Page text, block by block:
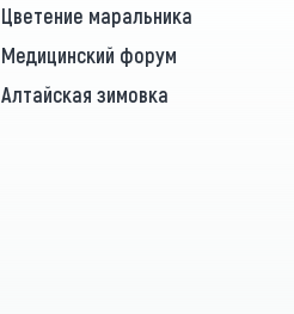
Цветение маральника
Медицинский форум
Алтайская зимовка